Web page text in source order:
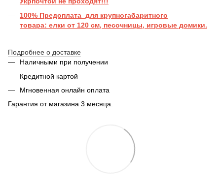
100% Предоплата для крупногабаритного
товара: елки от 120 см, песочницы, игровые домики.
Подробнее о доставке
Наличными при получении
Кредитной картой
Мгновенная онлайн оплата
Гарантия от магазина 3 месяца.